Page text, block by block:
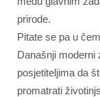
prirode.
Pitate se pa u
Današnji moderni
posjetiteljima da
promatrati